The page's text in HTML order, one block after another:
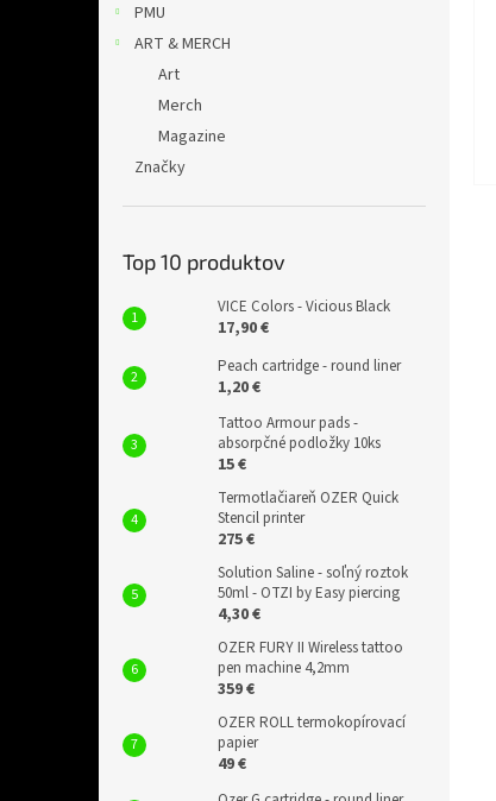
PMU
ART & MERCH
Art
Merch
Magazine
Značky
Top 10 produktov
VICE Colors - Vicious Black
17,90 €
Peach cartridge - round liner
1,20 €
Tattoo Armour pads -
absorpčné podložky 10ks
15 €
Termotlačiareň OZER Quick
Stencil printer
275 €
Solution Saline - soľný roztok
50ml - OTZI by Easy piercing
4,30 €
OZER FURY II Wireless tattoo
pen machine 4,2mm
359 €
OZER ROLL termokopírovací
papier
49 €